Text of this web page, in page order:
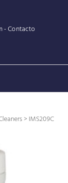
-Contacto
> IMS209C